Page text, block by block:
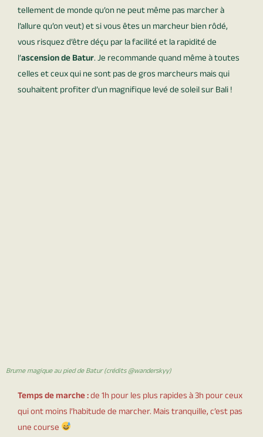
tellement de monde qu’on ne peut même pas marcher à
l’allure qu’on veut) et si vous êtes un marcheur bien rôdé,
vous risquez d’être déçu par la facilité et la rapidité de
l’ascension de Batur. Je recommande quand même à toutes
celles et ceux qui ne sont pas de gros marcheurs mais qui
souhaitent profiter d’un magnifique levé de soleil sur Bali !
Brume magique au pied de Batur (crédits @wanderskyy)
Temps de marche :de 1h pour les plus rapides à 3h pour ceux
qui ont moins l’habitude de marcher. Mais tranquille, c’est pas
une course